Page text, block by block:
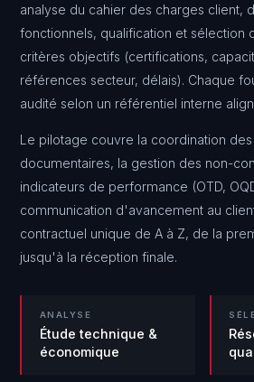
analyse du cahier des charges client,
fonctionnels, qualification et sélection
critères objectifs (certifications,
références secteur, délais). Chaque
audité selon un référentiel interne
Le pilotage couvre la coordination
documentaires, la gestion des non-
indicateurs de performance (OTD,
communication d'avancement au
contractuel unique de A à Z, de la
jusqu'à la réception finale.
ANALYSE
Étude technique &
économique